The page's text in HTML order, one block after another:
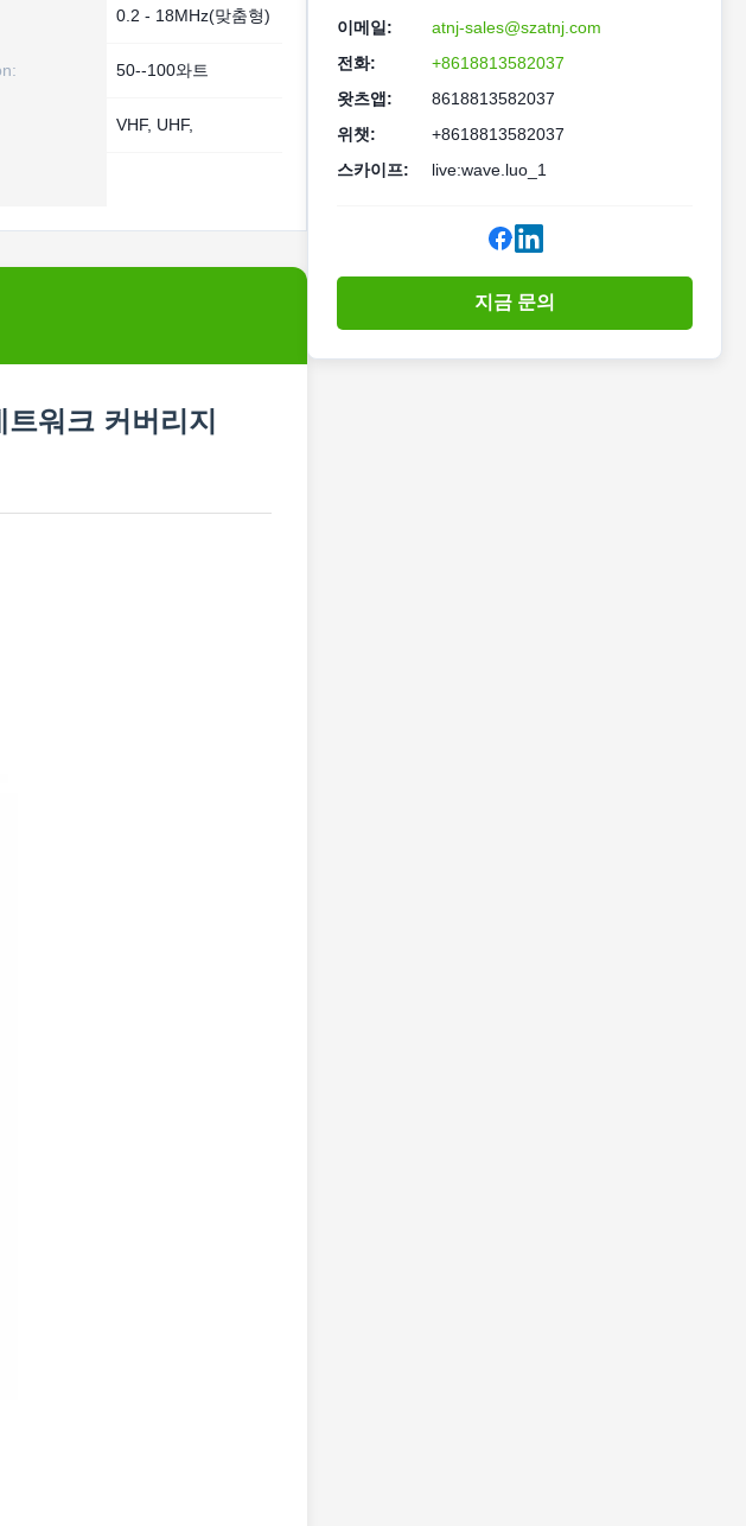
0.2 - 18MHz(맞춤형)
50--100와트
VHF, UHF,
워크 커버리지
이메일:
atnj-sales@szatnj.com
전화:
+8618813582037
왓츠앱:
8618813582037
위챗:
+8618813582037
스카이프:
live:wave.luo_1
지금 문의